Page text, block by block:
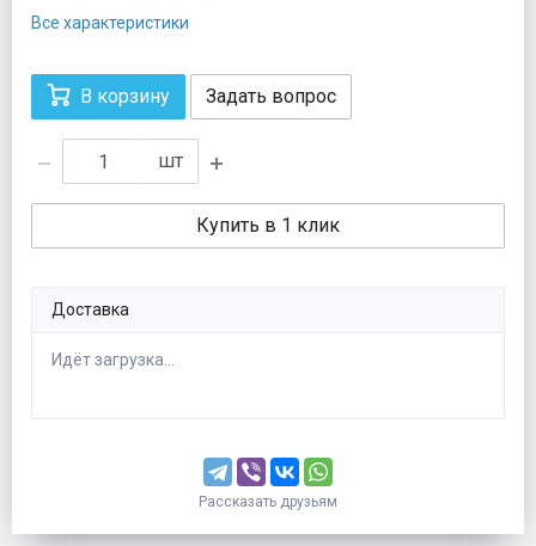
Все характеристики
В корзину Задать вопрос
шт
Купить в 1 клик
Доставка
Идёт загрузка...
Рассказать друзьям